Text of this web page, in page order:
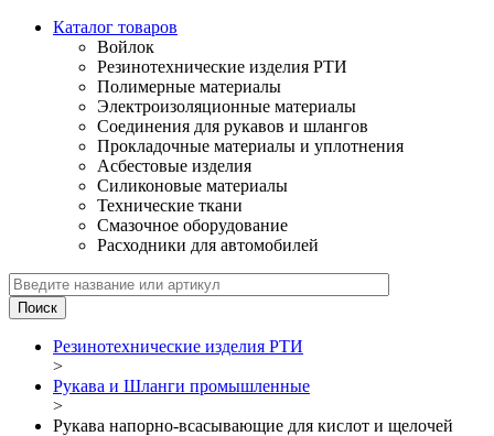
Каталог товаров
Войлок
Резинотехнические изделия РТИ
Полимерные материалы
Электроизоляционные материалы
Соединения для рукавов и шлангов
Прокладочные материалы и уплотнения
Асбестовые изделия
Силиконовые материалы
Технические ткани
Смазочное оборудование
Расходники для автомобилей
Резинотехнические изделия РТИ
>
Рукава и Шланги промышленные
>
Рукава напорно-всасывающие для кислот и щелочей